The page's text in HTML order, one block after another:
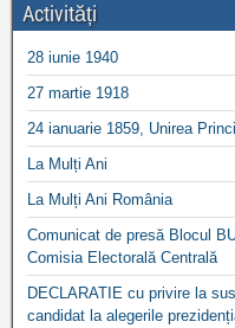
Activități
28 iunie 1940
27 martie 1918
24 ianuarie 1859, Unirea
La Mulți Ani
La Mulți Ani România
Comunicat de presă Blocul
Comisia Electorală Centrală
DECLARATIE cu privire la
candidat la alegerile